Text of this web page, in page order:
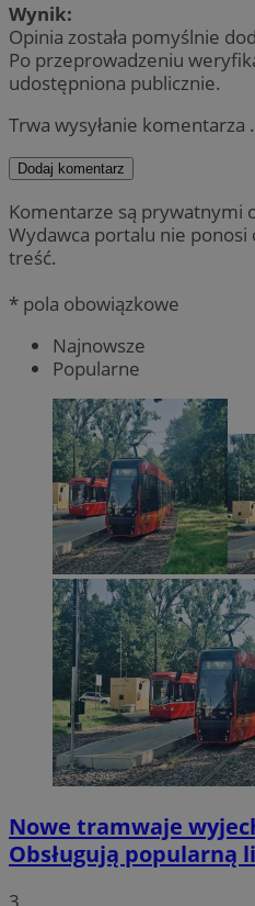
Wynik:
Opinia została pomyślnie
Po przeprowadzeniu
udostępniona publicznie.
Trwa wysyłanie komentarza
Dodaj komentarz
Komentarze są prywatnymi
Wydawca portalu nie ponosi
treść.
* pola obowiązkowe
Najnowsze
Popularne
Nowe tramwaje
Obsługują popularną